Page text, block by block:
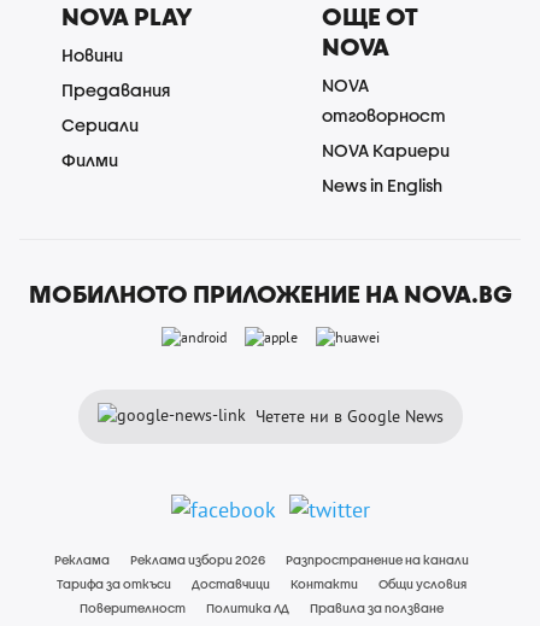
NOVA PLAY
Новини
Предавания
Сериали
Филми
ОЩЕ ОТ
NOVA
NOVA
отговорност
NOVA Кариери
News in English
МОБИЛНОТО ПРИЛОЖЕНИЕ НА NOVA.BG
Четете ни в Google News
Реклама Реклама избори 2026
Разпространение на канали
Тарифа за откъси
Доставчици Контакти
Общи условия
Поверителност
Политика ЛД
Правила за ползване